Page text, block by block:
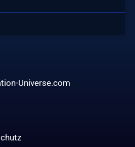
Universe.com